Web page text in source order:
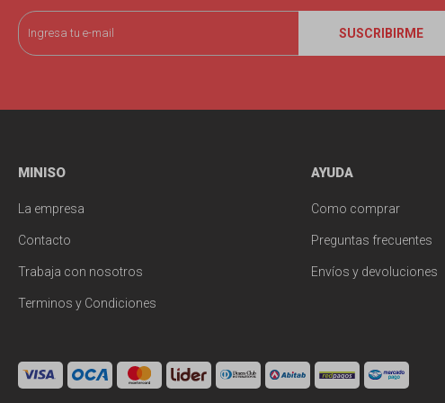
SUSCRIBIRME
MINISO
La empresa
Contacto
Trabaja con nosotros
Terminos y Condiciones
AYUDA
Como comprar
Preguntas frecuentes
Envíos y devoluciones